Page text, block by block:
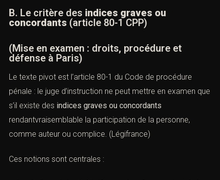
B. Le critère des indices graves ou
concordants (article 80-1 CPP)
(Mise en examen : droits, procédure et
défense à Paris)
Le texte pivot est l’article 80-1 du Code de procédure
pénale : le juge d’instruction ne peut mettre en examen que
s’il existe des indices graves ou concordants
rendantvraisemblable la participation de la personne,
comme auteur ou complice. (Légifrance)
Ces notions sont centrales :